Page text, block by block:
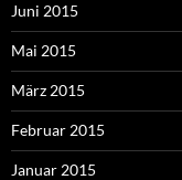
Juni 2015
Mai 2015
März 2015
Februar 2015
Januar 2015